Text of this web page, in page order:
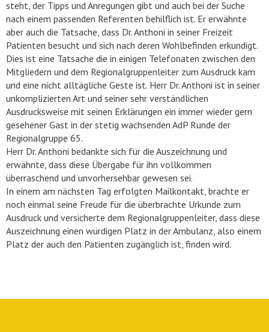
steht, der Tipps und Anregungen gibt und auch bei der Suche
nach einem passenden Referenten behilflich ist. Er erwähnte
aber auch die Tatsache, dass Dr. Anthoni in seiner Freizeit
Patienten besucht und sich nach deren Wohlbefinden erkundigt.
Dies ist eine Tatsache die in einigen Telefonaten zwischen den
Mitgliedern und dem Regionalgruppenleiter zum Ausdruck kam
und eine nicht alltägliche Geste ist. Herr Dr. Anthoni ist in seiner
unkomplizierten Art und seiner sehr verständlichen
Ausdrucksweise mit seinen Erklärungen ein immer wieder gern
gesehener Gast in der stetig wachsenden AdP Runde der
Regionalgruppe 65.
Herr Dr. Anthoni bedankte sich für die Auszeichnung und
erwähnte, dass diese Übergabe für ihn vollkommen
überraschend und unvorhersehbar gewesen sei.
In einem am nächsten Tag erfolgten Mailkontakt, brachte er
noch einmal seine Freude für die überbrachte Urkunde zum
Ausdruck und versicherte dem Regionalgruppenleiter, dass diese
Auszeichnung einen würdigen Platz in der Ambulanz, also einem
Platz der auch den Patienten zugänglich ist, finden wird.